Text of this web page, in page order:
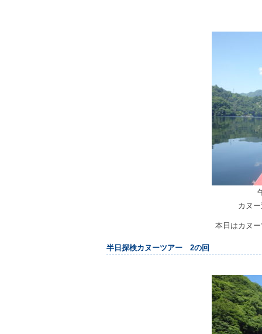
カヌ
本日はカヌ
半日探検カヌーツアー 2の回